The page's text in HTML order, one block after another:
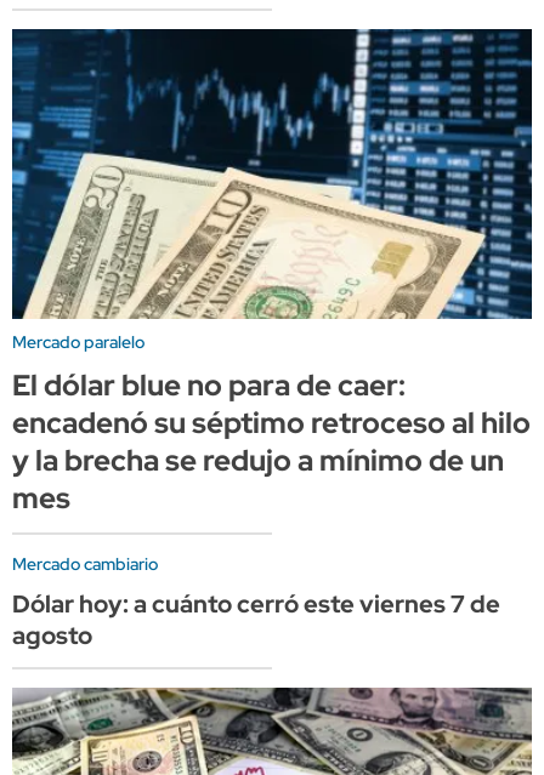
Mercado paralelo
El dólar blue no para de caer:
encadenó su séptimo retroceso al hilo
y la brecha se redujo a mínimo de un
mes
Mercado cambiario
Dólar hoy: a cuánto cerró este viernes 7 de
agosto